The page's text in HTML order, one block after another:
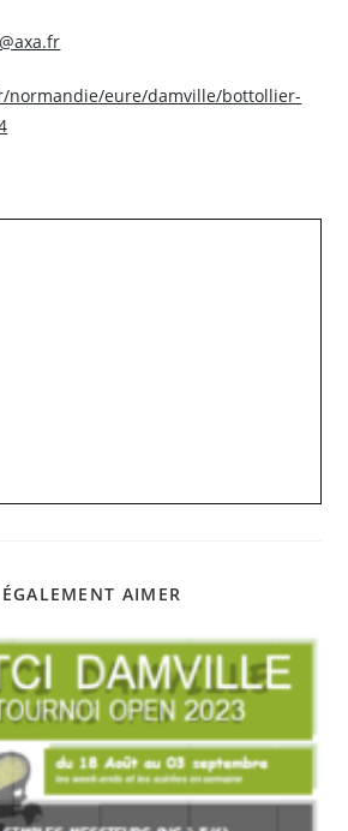
normandie/eure/damville/bottollier-
AIMER